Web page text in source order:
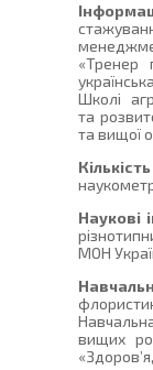
«Тренер
Школі
та
та вищої
Наукові
МОН
вищих